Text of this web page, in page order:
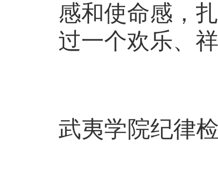
感和使命感，
过一个欢乐、
武夷学